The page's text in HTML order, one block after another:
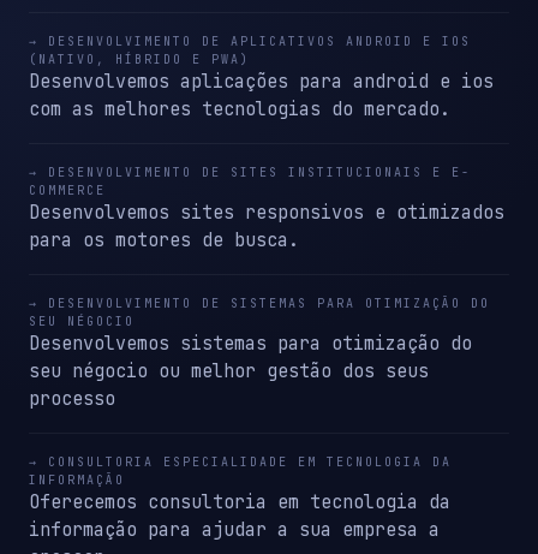
→ DESENVOLVIMENTO DE APLICATIVOS ANDROID E IOS
(NATIVO, HÍBRIDO E PWA)
Desenvolvemos aplicações para android e ios
com as melhores tecnologias do mercado.
→ DESENVOLVIMENTO DE SITES INSTITUCIONAIS E E-
COMMERCE
Desenvolvemos sites responsivos e otimizados
para os motores de busca.
→ DESENVOLVIMENTO DE SISTEMAS PARA OTIMIZAÇÃO DO
SEU NÉGOCIO
Desenvolvemos sistemas para otimização do
seu négocio ou melhor gestão dos seus
processo
→ CONSULTORIA ESPECIALIDADE EM TECNOLOGIA DA
INFORMAÇÃO
Oferecemos consultoria em tecnologia da
informação para ajudar a sua empresa a